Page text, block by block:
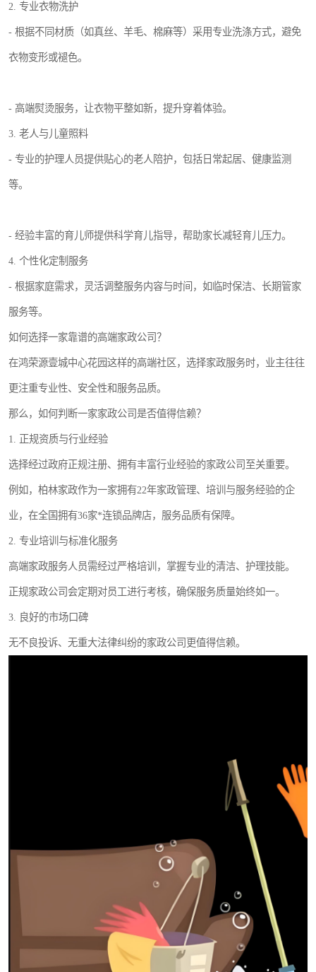
2. 专业衣物洗护
- 根据不同材质（如真丝、羊毛、棉麻等）采用专业洗涤方式，避免
衣物变形或褪色。
- 高端熨烫服务，让衣物平整如新，提升穿着体验。
3. 老人与儿童照料
- 专业的护理人员提供贴心的老人陪护，包括日常起居、健康监测
等。
- 经验丰富的育儿师提供科学育儿指导，帮助家长减轻育儿压力。
4. 个性化定制服务
- 根据家庭需求，灵活调整服务内容与时间，如临时保洁、长期管家
服务等。
如何选择一家靠谱的高端家政公司？
在鸿荣源壹城中心花园这样的高端社区，选择家政服务时，业主往往
更注重专业性、安全性和服务品质。
那么，如何判断一家家政公司是否值得信赖？
1. 正规资质与行业经验
选择经过政府正规注册、拥有丰富行业经验的家政公司至关重要。
例如，柏林家政作为一家拥有22年家政管理、培训与服务经验的企
业，在全国拥有36家*连锁品牌店，服务品质有保障。
2. 专业培训与标准化服务
高端家政服务人员需经过严格培训，掌握专业的清洁、护理技能。
正规家政公司会定期对员工进行考核，确保服务质量始终如一。
3. 良好的市场口碑
无不良投诉、无重大法律纠纷的家政公司更值得信赖。